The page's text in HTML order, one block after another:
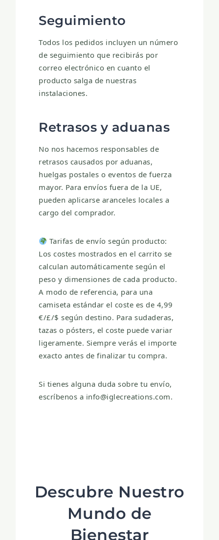
Seguimiento
Todos los pedidos incluyen un número
de seguimiento que recibirás por
correo electrónico en cuanto el
producto salga de nuestras
instalaciones.
Retrasos y aduanas
No nos hacemos responsables de
retrasos causados por aduanas,
huelgas postales o eventos de fuerza
mayor. Para envíos fuera de la UE,
pueden aplicarse aranceles locales a
cargo del comprador.
Tarifas de envío según producto:
Los costes mostrados en el carrito se
calculan automáticamente según el
peso y dimensiones de cada producto.
A modo de referencia, para una
camiseta estándar el coste es de 4,99
€/£/$ según destino. Para sudaderas,
tazas o pósters, el coste puede variar
ligeramente. Siempre verás el importe
exacto antes de finalizar tu compra.
Si tienes alguna duda sobre tu envío,
escríbenos a info@iglecreations.com.
Descubre Nuestro
Mundo de
Bienestar